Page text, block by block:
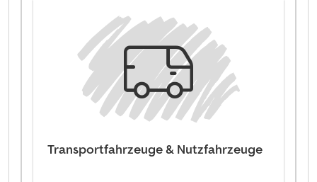
Transportfahrzeuge & Nutzfahrzeuge